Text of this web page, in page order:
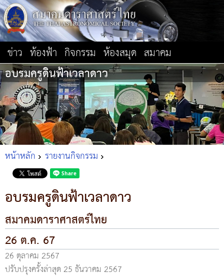
ข่าว ท้องฟ้า กิจกรรม ห้องสมุด สมาคม
อบรมครูดินฟ้าเวลาดาว
หน้าหลัก รายงานกิจกรรม
อบรมครูดินฟ้าเวลาดาว
สมาคมดาราศาสตร์ไทย
26 ต.ค. 67
26 ตุลาคม 2567
ปรับปรุงครั้งล่าสุด 25 ธันวาคม 2567